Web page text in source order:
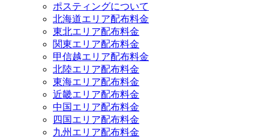
ポスティングについて
北海道エリア配布料金
東北エリア配布料金
関東エリア配布料金
甲信越エリア配布料金
北陸エリア配布料金
東海エリア配布料金
近畿エリア配布料金
中国エリア配布料金
四国エリア配布料金
九州エリア配布料金